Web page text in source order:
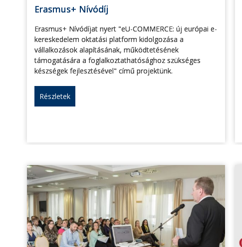
Erasmus+ Nívódíj
Erasmus+ Nívódíjat nyert "eU-COMMERCE: új európai e-
kereskedelem oktatási platform kidolgozása a
vállalkozások alapításának, működtetésének
támogatására a foglalkoztathatósághoz szükséges
készségek fejlesztésével" című projektünk.
Részletek